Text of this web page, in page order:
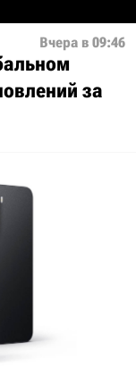
Вчера в 09:46
за